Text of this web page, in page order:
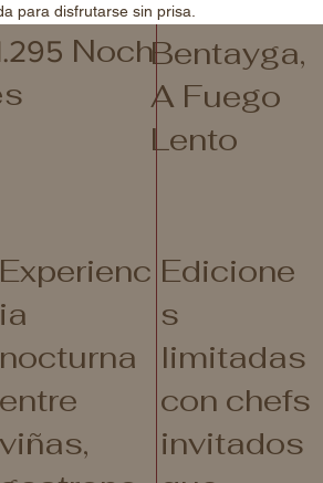
para disfrutarse sin prisa.
NochBentayga,
A Fuego
Lento
Experienc
ia
nocturna
entre
viñas,
Edicione
s
limitadas
con chefs
invitados